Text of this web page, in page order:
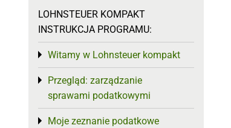
LOHNSTEUER KOMPAKT
INSTRUKCJA PROGRAMU:
Witamy w Lohnsteuer kompakt
Toggle menu
Przegląd: zarządzanie
sprawami podatkowymi
Toggle menu
Moje zeznanie podatkowe
Toggle menu